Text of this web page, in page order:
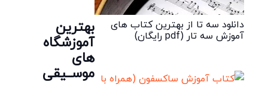
دانلود سه تا از بهترین کتاب های
آموزش سه تار (pdf رایگان)
بهترین
آموزشگاه
های
موســیقی